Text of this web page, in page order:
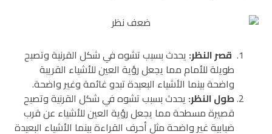
قصر النظر: يحدث بسبب تشوه في شكل القرنية وتصبح
طويلة للأمام مما يجعل رؤية العين للأشياء القريبة
واضحة بينما الأشياء البعيدة تبدو غائمة وغير واضحة.
طول النظر: يحدث بسبب تشوه في شكل القرنية وتصبح
قصيرة مسطحة مما يجعل رؤية العين للأشياء عن قرب
ضبابية غير واضحة مثل أحرف القراءة بينما الأشياء البعيدة